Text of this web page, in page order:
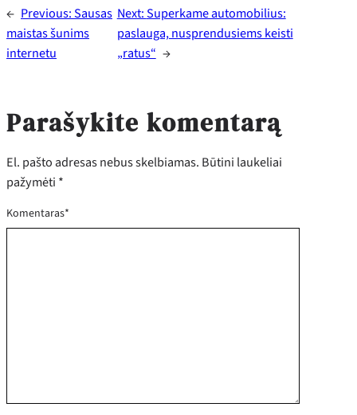
← Previous:Sausas
maistas šunims
internetu
Next:Superkame automobilius:
paslauga, nusprendusiems keisti
„ratus“ →
Parašykite komentarą
El. pašto adresas nebus skelbiamas. Būtini laukeliai
pažymėti *
Komentaras*